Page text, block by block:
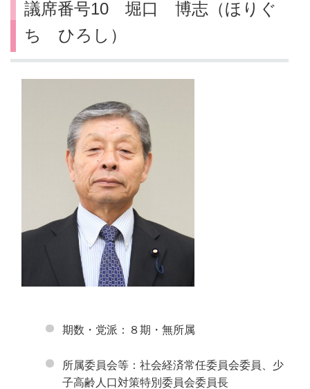
議席番号10 堀口 博志（ほりぐ
ち ひろし）
期数・党派：８期・無所属
所属委員会等：社会経済常任委員会委員、少
子高齢人口対策特別委員会委員長